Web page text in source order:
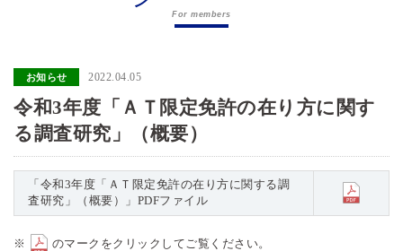
For members
お知らせ 2022.04.05
令和3年度「ＡＴ限定免許の在り方に関す
る調査研究」（概要）
「令和3年度「ＡＴ限定免許の在り方に関する調
査研究」（概要）」PDFファイル
※ のマークをクリックしてご覧ください。